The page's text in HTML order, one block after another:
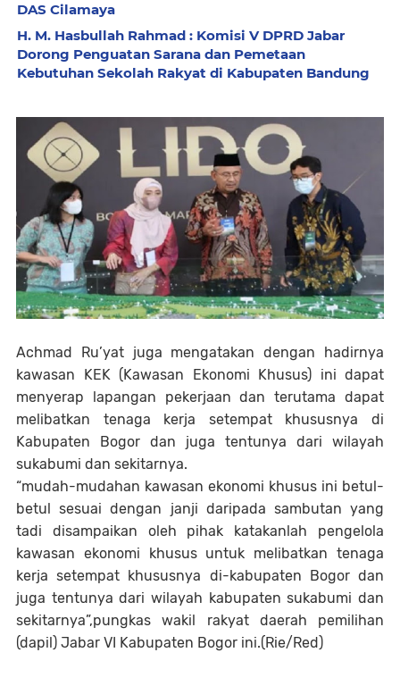
DAS Cilamaya
H. M. Hasbullah Rahmad : Komisi V DPRD Jabar
Dorong Penguatan Sarana dan Pemetaan
Kebutuhan Sekolah Rakyat di Kabupaten Bandung
Achmad Ru’yat juga mengatakan dengan hadirnya
kawasan KEK (Kawasan Ekonomi Khusus) ini dapat
menyerap lapangan pekerjaan dan terutama dapat
melibatkan tenaga kerja setempat khususnya di
Kabupaten Bogor dan juga tentunya dari wilayah
sukabumi dan sekitarnya.
“mudah-mudahan kawasan ekonomi khusus ini betul-
betul sesuai dengan janji daripada sambutan yang
tadi disampaikan oleh pihak katakanlah pengelola
kawasan ekonomi khusus untuk melibatkan tenaga
kerja setempat khususnya di-kabupaten Bogor dan
juga tentunya dari wilayah kabupaten sukabumi dan
sekitarnya”,pungkas wakil rakyat daerah pemilihan
(dapil) Jabar VI Kabupaten Bogor ini.(Rie/Red)